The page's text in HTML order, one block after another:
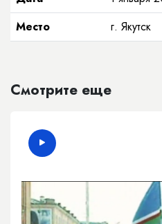
Место
г. Якутск
Смотрите еще